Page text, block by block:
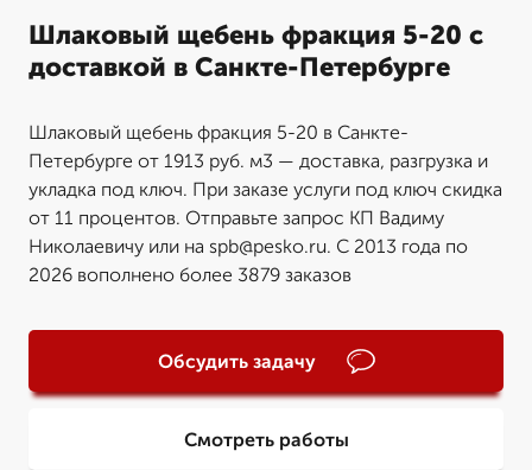
Шлаковый щебень фракция 5-20 с
доставкой в Санкте-Петербурге
Шлаковый щебень фракция 5-20 в Санкте-
Петербурге от 1913 руб. м3 — доставка, разгрузка и
укладка под ключ. При заказе услуги под ключ скидка
от 11 процентов. Отправьте запрос КП Вадиму
Николаевичу или на spb@pesko.ru. С 2013 года по
2026 вополнено более 3879 заказов
Обсудить задачу
Смотреть работы